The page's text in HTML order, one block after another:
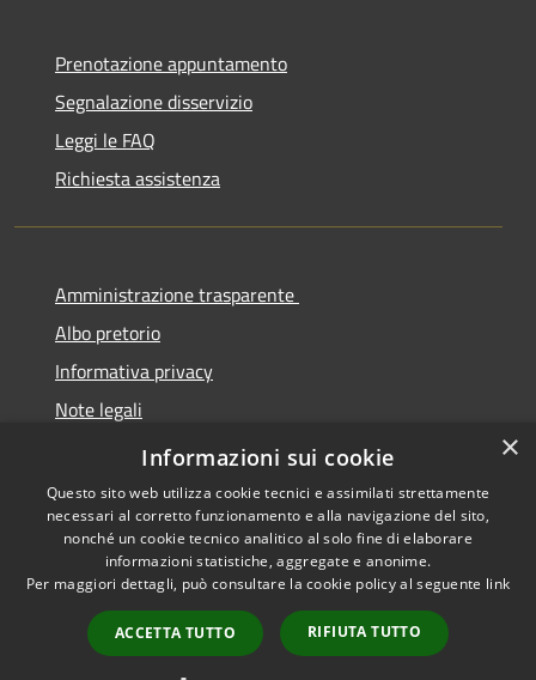
Prenotazione appuntamento
Segnalazione disservizio
Leggi le FAQ
Richiesta assistenza
Amministrazione trasparente
Albo pretorio
Informativa privacy
Note legali
Dichiarazione di accessibilità
Accessibilità
Copyright © 2026 • Comune di
Cermenate • Powered by
Municipium•
Accesso
redazione
×
Informazioni sui cookie
Questo sito web utilizza cookie tecnici e assimilati strettamente
necessari al corretto funzionamento e alla navigazione del sito,
nonché un cookie tecnico analitico al solo fine di elaborare
informazioni statistiche, aggregate e anonime.
Per maggiori dettagli, può consultare la cookie policy al seguente link
ACCETTA TUTTO RIFIUTA TUTTO